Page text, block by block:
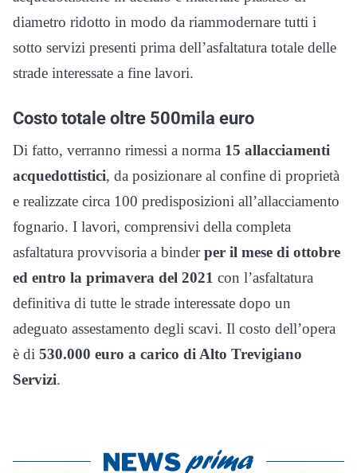
diametro ridotto in modo da riammodernare tutti i
sotto servizi presenti prima dell’asfaltatura totale delle
strade interessate a fine lavori.
Costo totale oltre 500mila euro
Di fatto, verranno rimessi a norma 15 allacciamenti
acquedottistici, da posizionare al confine di proprietà
e realizzate circa 100 predisposizioni all’allacciamento
fognario. I lavori, comprensivi della completa
asfaltatura provvisoria a binderper il mese di ottobre
ed entro la primavera del 2021 con l’asfaltatura
definitiva di tutte le strade interessate dopo un
adeguato assestamento degli scavi. Il costo dell’opera
è di 530.000 euro a carico di Alto Trevigiano
Servizi.